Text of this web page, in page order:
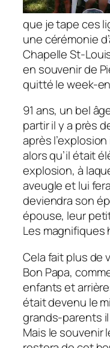
que je tape ces
une cérémonie
Chapelle St-
en souvenir de
quitté le week-
91 ans, un bel
partir il y a près
après
alors qu’il était
explosion, à
aveugle et lui
deviendra son
épouse, leur
Les magnifiques
Cela fait plus de
Bon Papa,
enfants et
était devenu le
grands-parents
Mais le souvenir